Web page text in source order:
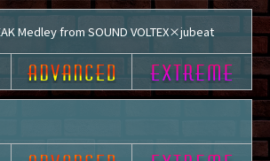
Medley from SOUND VOLTEX×jubeat